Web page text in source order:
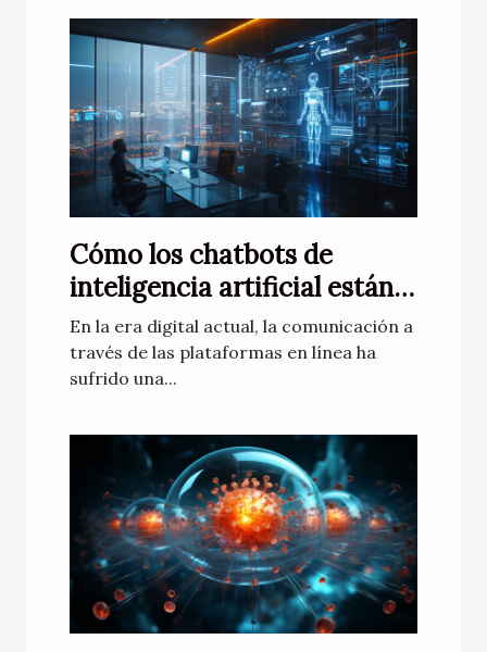
Cómo los chatbots de
inteligencia artificial están
transformando la
comunicación digital
En la era digital actual, la comunicación a
través de las plataformas en línea ha
sufrido una...